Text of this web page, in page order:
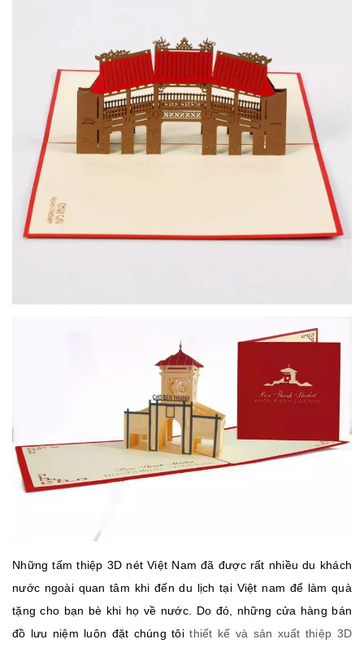
Những tấm thiệp 3D nét Việt Nam đã được rất nhiều du khách
nước ngoài quan tâm khi đến du lịch tại Việt nam để làm quà
tặng cho bạn bè khi họ về nước. Do đó, những cửa hàng bán
đồ lưu niệm luôn đặt chúng tôithiết kế và sản xuất thiệp 3D